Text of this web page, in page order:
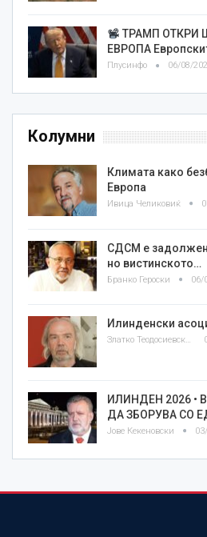
ТРАМП ОТКРИ
ЕВРОПА
Плусинфо 06/08/
Колумни
Климата како
Европа
Ивица Челиковиќ
СДСМ е задолжен
но вистинското…
Бранко Героски 06/
Илинденски
Златко Теодосиевски
ИЛИНДЕН 2026 •
ДА ЗБОРУВА СО
Јове Кекеновски